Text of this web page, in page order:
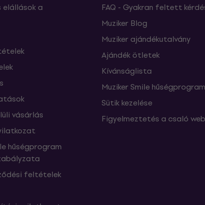
elállások a
vásárlás
hűségprogram
feltételek
FAQ - Gyakran feltett
Muziker Blog
Muziker ajándékutalvány
Ajándék ötletek
Kívánságlista
Muziker Smile hűségprogram
Sütik kezelése
Figyelmeztetés a csaló